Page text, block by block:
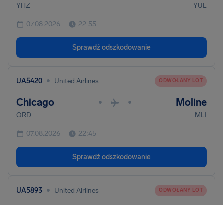
YHZ YUL
07.08.2026 22:55
Sprawdź odszkodowanie
UA5420 • United Airlines ODWOŁANY LOT
Chicago • • Moline
ORD MLI
07.08.2026 22:45
Sprawdź odszkodowanie
UA5893 • United Airlines ODWOŁANY LOT